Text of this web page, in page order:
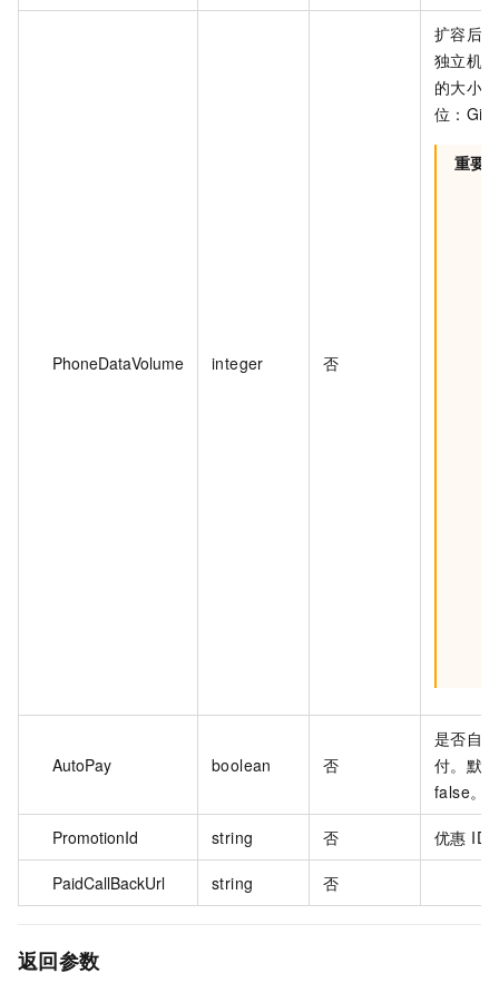
PhoneDataVolume integer 否
扩容后
独立机
的大小
位：GiB
重要
AutoPay boolean 否
是否自
付。默
false。
PromotionId string 否 优惠 ID
PaidCallBackUrl string 否
返回参数